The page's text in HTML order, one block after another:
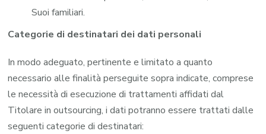
Suoi familiari.
Categorie di destinatari dei dati personali
In modo adeguato, pertinente e limitato a quanto
necessario alle finalità perseguite sopra indicate, comprese
le necessità di esecuzione di trattamenti affidati dal
Titolare in outsourcing, i dati potranno essere trattati dalle
seguenti categorie di destinatari: